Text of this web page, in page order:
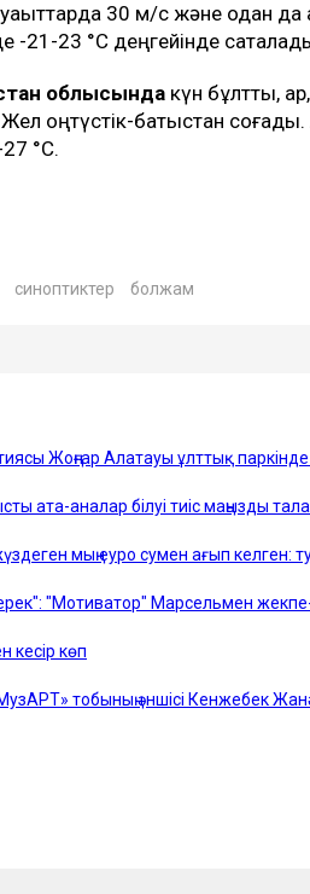
уақыттарда 30 м/с және одан да
-21-23 °C деңгейінде
облысында күн бұлтты,
оңтүстік-батыстан
°C.
синоптиктер болжам